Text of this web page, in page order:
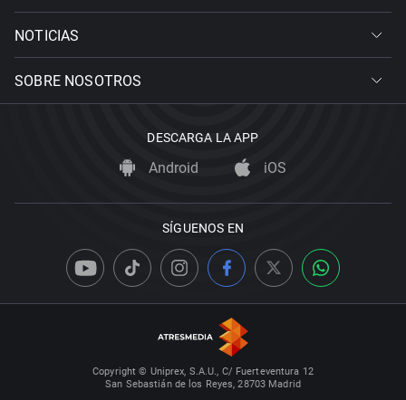
NOTICIAS
SOBRE NOSOTROS
DESCARGA LA APP
Android iOS
SÍGUENOS EN
Copyright © Uniprex, S.A.U., C/ Fuerteventura 12
San Sebastián de los Reyes, 28703 Madrid